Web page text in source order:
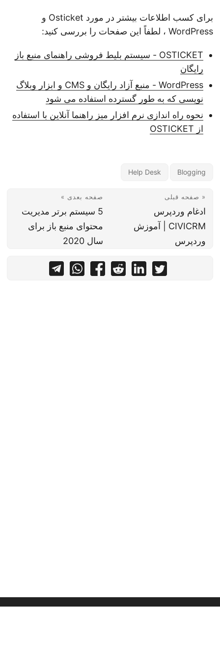
برای کسب اطلاعات بیشتر در مورد Osticket و
WordPress ، لطفاً این صفحات را بررسی کنید:
OSTICKET - سیستم بلیط فروشی راهنمای منبع باز
رایگان
WordPress - منبع آزاد رایگان و CMS و ابزار وبلاگ
نویسی که به طور گسترده استفاده می شود
نحوه راه اندازی نرم افزار میز راهنما آنلاین با استفاده
از OSTICKET
Blogging
Help Desk
« صفحه قبلی
ادغام وردپرس
CIVICRM | آموزش
وردپرس
صفحه بعدی »
5 سیستم برتر مدیریت
محتوای منبع باز برای
سال 2020